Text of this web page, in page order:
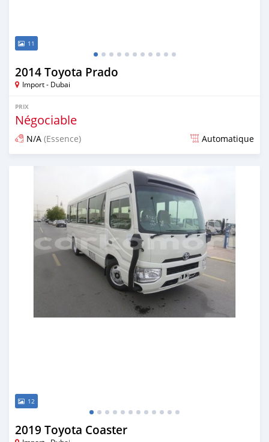
11
2014 Toyota Prado
Import - Dubai
PRIX
Négociable
N/A (Essence) Automatique
12
2019 Toyota Coaster